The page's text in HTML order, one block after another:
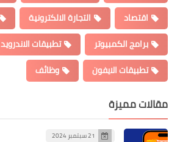
اقتصاد
التجارة الالكترونية
برامج الكمبيوتر
تطبيقات الاندرويد
تطبيقات الايفون
وظائف
مقالات مميزة
21 سبتمبر 2024